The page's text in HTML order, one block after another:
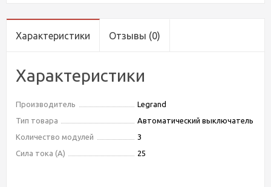
Характеристики Отзывы (0)
Характеристики
Производитель
Legrand
Тип товара
Автоматический выключатель
Количество модулей
3
Сила тока (А)
25